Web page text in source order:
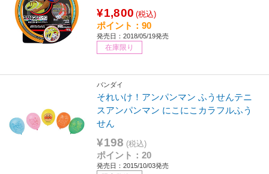
¥1,800 (税込)
ポイント：90
発売日：2018/05/19発売
在庫限り
バンダイ
それいけ！アンパンマン ふうせんテニ
スアンパンマン にこにこカラフルふう
せん
¥198 (税込)
ポイント：20
発売日：2015/10/03発売